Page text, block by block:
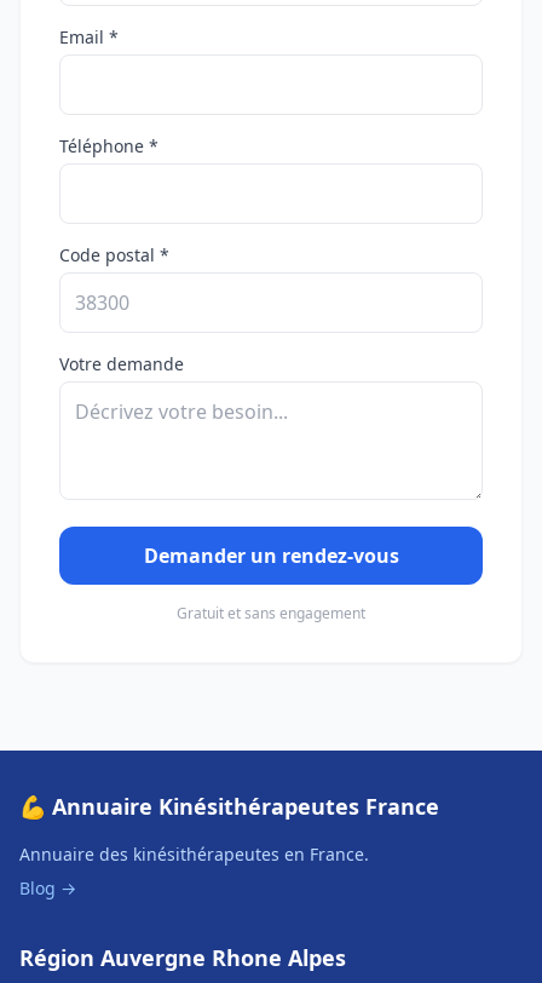
Email *
Téléphone *
Code postal *
Votre demande
Demander un rendez-vous
Gratuit et sans engagement
💪 Annuaire Kinésithérapeutes France
Annuaire des kinésithérapeutes en France.
Blog →
Région Auvergne Rhone Alpes